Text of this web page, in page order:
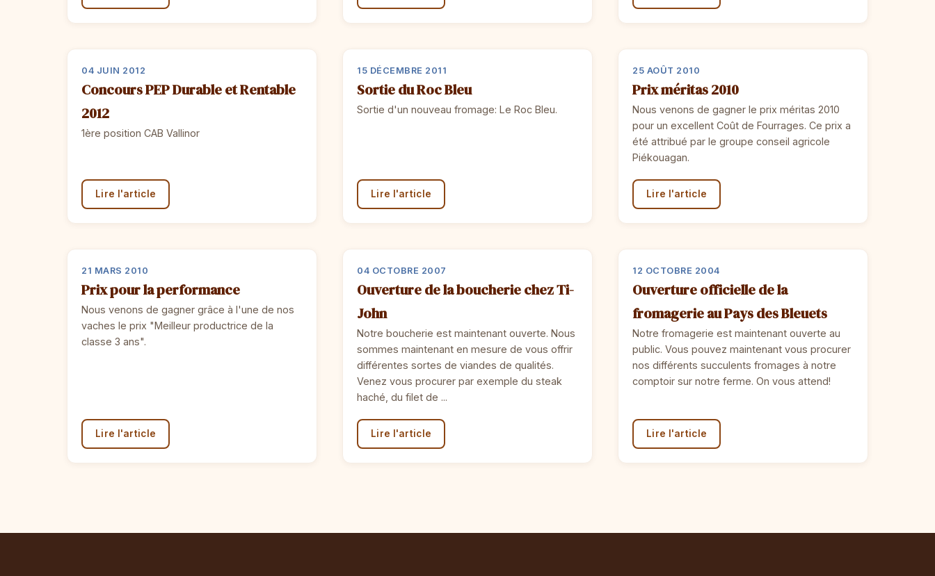
04 JUIN 2012
Concours PEP Durable et Rentable
2012
1ère position CAB Vallinor
Lire l'article
15 DÉCEMBRE 2011
Sortie du Roc Bleu
Sortie d'un nouveau fromage: Le Roc Bleu.
Lire l'article
25 AOÛT 2010
Prix méritas 2010
Nous venons de gagner le prix méritas 2010
pour un excellent Coût de Fourrages. Ce prix a
été attribué par le groupe conseil agricole
Piékouagan.
Lire l'article
21 MARS 2010
Prix pour la performance
Nous venons de gagner grâce à l'une de nos
vaches le prix "Meilleur productrice de la
classe 3 ans".
Lire l'article
04 OCTOBRE 2007
Ouverture de la boucherie chez Ti-
John
Notre boucherie est maintenant ouverte. Nous
sommes maintenant en mesure de vous offrir
différentes sortes de viandes de qualités.
Venez vous procurer par exemple du steak
haché, du filet de ...
Lire l'article
12 OCTOBRE 2004
Ouverture officielle de la
fromagerie au Pays des Bleuets
Notre fromagerie est maintenant ouverte au
public. Vous pouvez maintenant vous procurer
nos différents succulents fromages à notre
comptoir sur notre ferme. On vous attend!
Lire l'article